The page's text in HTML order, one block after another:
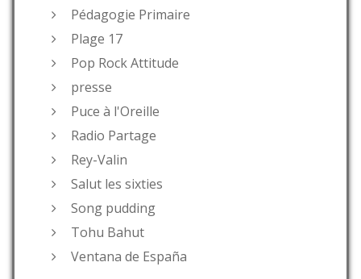
Pédagogie Primaire
Plage 17
Pop Rock Attitude
presse
Puce à l'Oreille
Radio Partage
Rey-Valin
Salut les sixties
Song pudding
Tohu Bahut
Ventana de España